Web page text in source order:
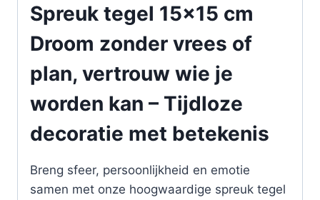
Spreuk tegel 15×15 cm
Droom zonder vrees of
plan, vertrouw wie je
worden kan – Tijdloze
decoratie met betekenis
Breng sfeer, persoonlijkheid en emotie
samen met onze hoogwaardige spreuk tegel